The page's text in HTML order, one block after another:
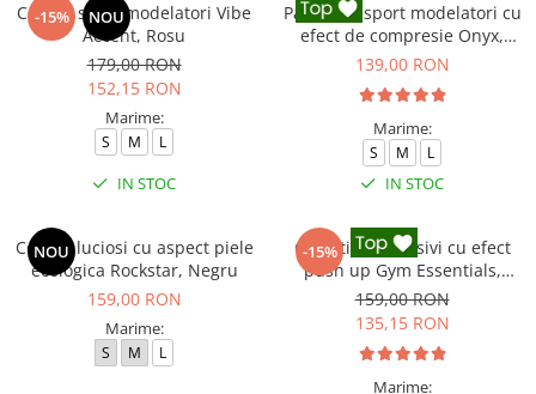
-15% NOU
Colanti sport modelatori Vibe
Accent, Rosu
179,00 RON
152,15 RON
Marime:
S M L
IN STOC
Pantaloni sport modelatori cu
efect de compresie Onyx,
Negru
139,00 RON
Marime:
S M L
IN STOC
NOU
Colanti luciosi cu aspect piele
ecologica Rockstar, Negru
159,00 RON
Marime:
S M L
-15%
Colanti compresivi cu efect
push up Gym Essentials,
Negru
159,00 RON
135,15 RON
Marime: